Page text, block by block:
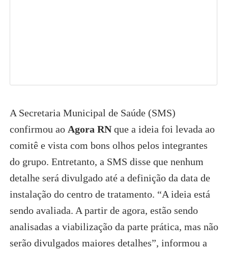
A Secretaria Municipal de Saúde (SMS)
confirmou ao Agora RNque a ideia foi levada ao
comitê e vista com bons olhos pelos integrantes
do grupo. Entretanto, a SMS disse que nenhum
detalhe será divulgado até a definição da data de
instalação do centro de tratamento. “A ideia está
sendo avaliada. A partir de agora, estão sendo
analisadas a viabilização da parte prática, mas não
serão divulgados maiores detalhes”, informou a